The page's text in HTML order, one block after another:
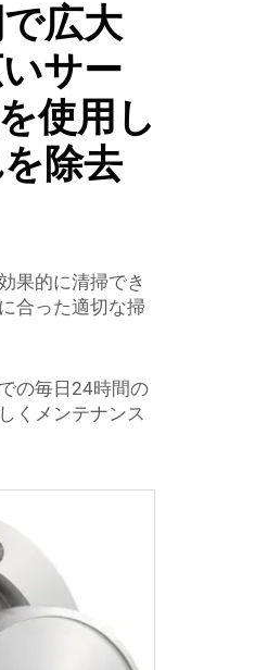
広大
サー
使用し
除去
果的に清掃でき
合った適切な掃
の毎日24時間の
くメンテナンス